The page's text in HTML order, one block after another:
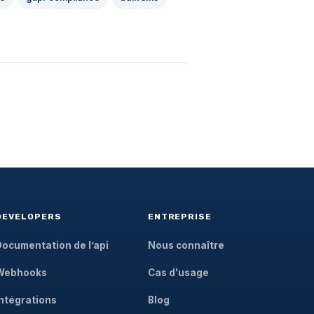
de l’api
ENTREPRISE
Nous connaître
Cas d'usage
Blog